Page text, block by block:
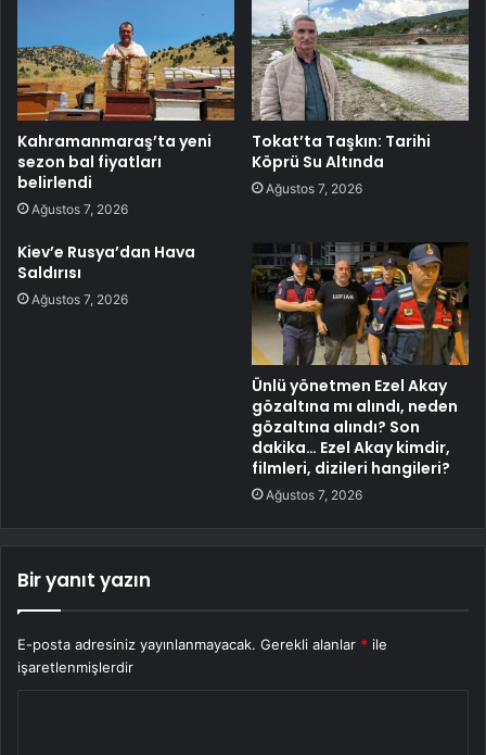
Kahramanmaraş’ta yeni
sezon bal fiyatları
belirlendi
Ağustos 7, 2026
Tokat’ta Taşkın: Tarihi
Köprü Su Altında
Ağustos 7, 2026
Kiev’e Rusya’dan Hava
Saldırısı
Ağustos 7, 2026
Ünlü yönetmen Ezel Akay
gözaltına mı alındı, neden
gözaltına alındı? Son
dakika… Ezel Akay kimdir,
filmleri, dizileri hangileri?
Ağustos 7, 2026
Bir yanıt yazın
E-posta adresiniz yayınlanmayacak. Gerekli alanlar * ile
işaretlenmişlerdir